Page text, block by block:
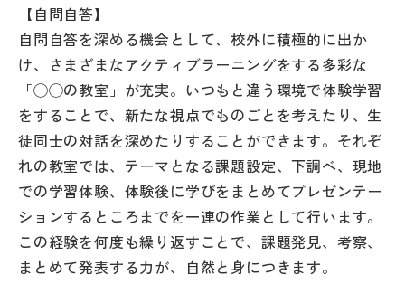
【自問自答】
自問自答を深める機会として、校外に積極的に出か
け、さまざまなアクティブラーニングをする多彩な
「◯◯の教室」が充実。いつもと違う環境で体験学習
をすることで、新たな視点でものごとを考えたり、生
徒同士の対話を深めたりすることができます。それぞ
れの教室では、テーマとなる課題設定、下調べ、現地
での学習体験、体験後に学びをまとめてプレゼンテー
ションするところまでを一連の作業として行います。
この経験を何度も繰り返すことで、課題発見、考察、
まとめて発表する力が、自然と身につきます。